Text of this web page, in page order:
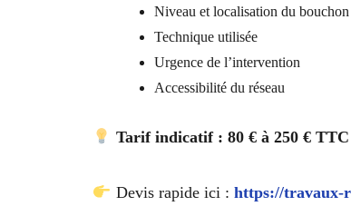
Niveau et localisation du bouchon
Technique utilisée
Urgence de l’intervention
Accessibilité du réseau
Tarif indicatif : 80 € à 250 € TTC
Devis rapide ici : https://travaux-